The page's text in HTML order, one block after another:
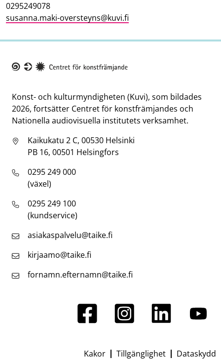
0295249078
susanna.maki-oversteyns@kuvi.fi
Konst- och kulturmyndigheten (Kuvi), som bildades
2026, fortsätter Centret för konstfrämjandes och
Nationella audiovisuella institutets verksamhet.
Kaikukatu 2 C, 00530 Helsinki
PB 16, 00501 Helsingfors
0295 249 000
(växel)
0295 249 100
(kundservice)
asiakaspalvelu@taike.fi
kirjaamo@taike.fi
fornamn.efternamn@taike.fi
Kakor Tillgänglighet Dataskydd